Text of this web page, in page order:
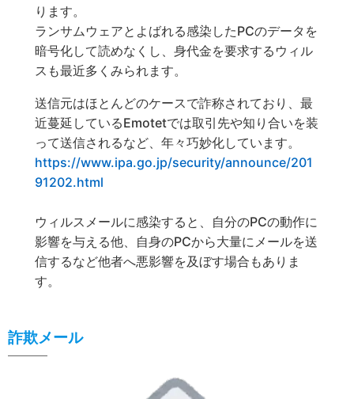
ります。
ランサムウェアとよばれる感染したPCのデータを
暗号化して読めなくし、身代金を要求するウィル
スも最近多くみられます。
送信元はほとんどのケースで詐称されており、最
近蔓延しているEmotetでは取引先や知り合いを装
って送信されるなど、年々巧妙化しています。
https://www.ipa.go.jp/security/announce/201
91202.html
ウィルスメールに感染すると、自分のPCの動作に
影響を与える他、自身のPCから大量にメールを送
信するなど他者へ悪影響を及ぼす場合もありま
す。
詐欺メール